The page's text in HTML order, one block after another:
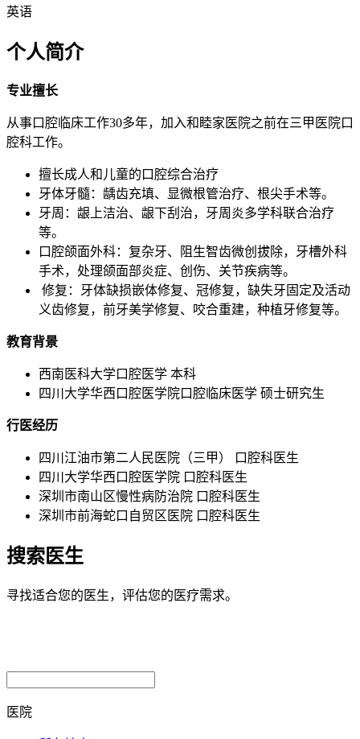
英语
个人简介
专业擅长
从事口腔临床工作30多年，加入和睦家医院之前在三甲医院口
腔科工作。
擅长成人和儿童的口腔综合治疗
牙体牙髓：龋齿充填、显微根管治疗、根尖手术等。
牙周：龈上洁治、龈下刮治，牙周炎多学科联合治疗
等。
口腔颌面外科：复杂牙、阻生智齿微创拔除，牙槽外科
手术，处理颌面部炎症、创伤、关节疾病等。
修复：牙体缺损嵌体修复、冠修复，缺失牙固定及活动
义齿修复，前牙美学修复、咬合重建，种植牙修复等。
教育背景
西南医科大学口腔医学 本科
四川大学华西口腔医学院口腔临床医学 硕士研究生
行医经历
四川江油市第二人民医院（三甲） 口腔科医生
四川大学华西口腔医学院 口腔科医生
深圳市南山区慢性病防治院 口腔科医生
深圳市前海蛇口自贸区医院 口腔科医生
搜索医生
寻找适合您的医生，评估您的医疗需求。
医院